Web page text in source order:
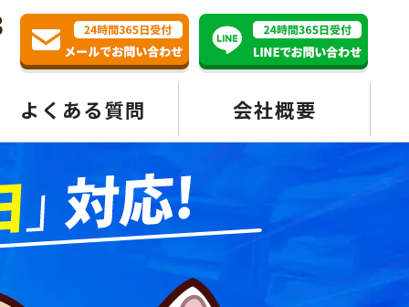
よくある質問 会社概要